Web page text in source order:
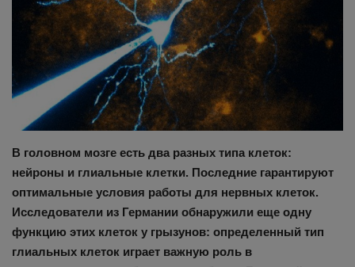
В головном мозге есть два разных типа клеток:
нейроны и глиальные клетки. Последние гарантируют
оптимальные условия работы для нервных клеток.
Исследователи из Германии обнаружили еще одну
функцию этих клеток у грызунов: определенный тип
глиальных клеток играет важную роль в